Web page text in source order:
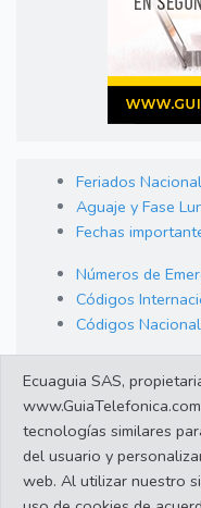
Feriados
Aguaje y Fase
Fechas
Números de
Códigos
Códigos
Cambio de
Enlaces de
©2023
Ecuaguia SAS,
tecnologías similares
del usuario y
web. Al utilizar nuestro